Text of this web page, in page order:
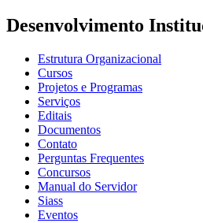
Desenvolvimento
Estrutura Organizacional
Cursos
Projetos e Programas
Serviços
Editais
Documentos
Contato
Perguntas Frequentes
Concursos
Manual do Servidor
Siass
Eventos